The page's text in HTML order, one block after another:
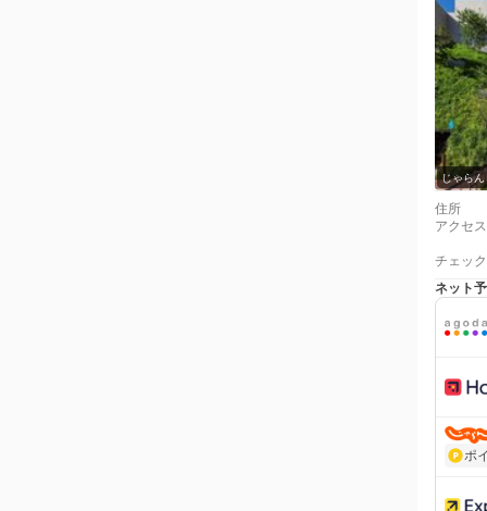
じゃらん
住所
アクセス
チェッ
ネット
ポ